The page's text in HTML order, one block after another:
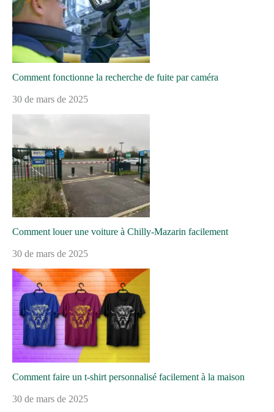
Comment fonctionne la recherche de fuite par caméra
30 de mars de 2025
Comment louer une voiture à Chilly-Mazarin facilement
30 de mars de 2025
Comment faire un t-shirt personnalisé facilement à la maison
30 de mars de 2025